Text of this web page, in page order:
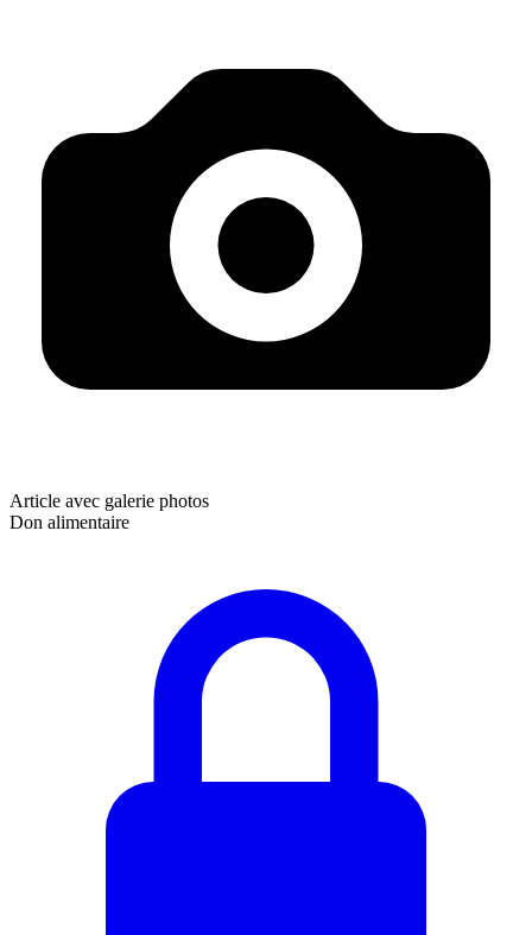
Article avec galerie photos
Don alimentaire